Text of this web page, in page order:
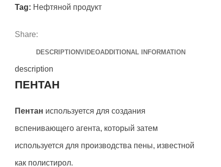
Tag: Нефтяной продукт
Share:
DESCRIPTIONVIDEOADDITIONAL INFORMATION
description
ПЕНТАН
Пентан используется для создания
вспенивающего агента, который затем
используется для производства пены, известной
как полистирол.